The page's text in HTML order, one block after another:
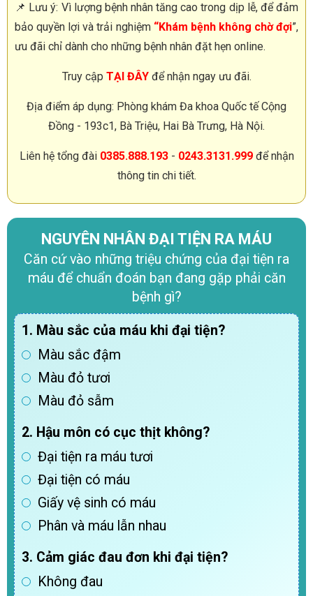
📌 Lưu ý: Vì lượng bệnh nhân tăng cao trong dịp lễ, để đảm
bảo quyền lợi và trải nghiệm “Khám bệnh không chờ đợi”,
ưu đãi chỉ dành cho những bệnh nhân đặt hẹn online.
Truy cập TẠI ĐÂYđể nhận ngay ưu đãi.
Địa điểm áp dụng: Phòng khám Đa khoa Quốc tế Cộng
Đồng - 193c1, Bà Triệu, Hai Bà Trưng, Hà Nội.
Liên hệ tổng đài 0385.888.193- 0243.3131.999để nhận
thông tin chi tiết.
NGUYÊN NHÂN ĐẠI TIỆN RA MÁU
Căn cứ vào những triệu chứng của đại tiện ra
máu để chuẩn đoán bạn đang gặp phải căn
bệnh gì?
1. Màu sắc của máu khi đại tiện?
Màu sắc đậm
Màu đỏ tươi
Màu đỏ sẫm
2. Hậu môn có cục thịt không?
Đại tiện ra máu tươi
Đại tiện có máu
Giấy vệ sinh có máu
Phân và máu lẫn nhau
3. Cảm giác đau đơn khi đại tiện?
Không đau